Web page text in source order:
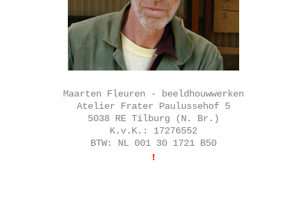
Maarten Fleuren - beeldhouwwerken
Atelier Frater Paulussehof 5
5038 RE Tilburg (N. Br.)
K.v.K.: 17276552
BTW: NL 001 30 1721 B50
!